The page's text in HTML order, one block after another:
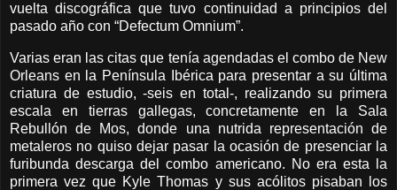
vuelta discográfica que tuvo continuidad a principios del
pasado año con “Defectum Omnium”.
Varias eran las citas que tenía agendadas el combo de New
Orleans en la Península Ibérica para presentar a su última
criatura de estudio, -seis en total-, realizando su primera
escala en tierras gallegas, concretamente en la Sala
Rebullón de Mos, donde una nutrida representación de
metaleros no quiso dejar pasar la ocasión de presenciar la
furibunda descarga del combo americano. No era esta la
primera vez que Kyle Thomas y sus acólitos pisaban los